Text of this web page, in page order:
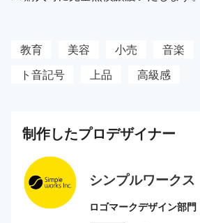
教育 美容 小売 音楽
ト音記号
上品 高級感
制作したプロデザイナー
シンプルワークス
ロゴマークデザイン部門